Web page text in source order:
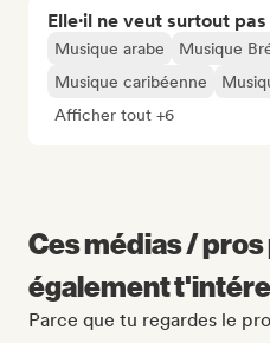
Elle·il ne veut surtout
Musique arabe Musique
Musique caribéenne
Afficher tout +6
Ces médias /
également
Parce que tu regardes le